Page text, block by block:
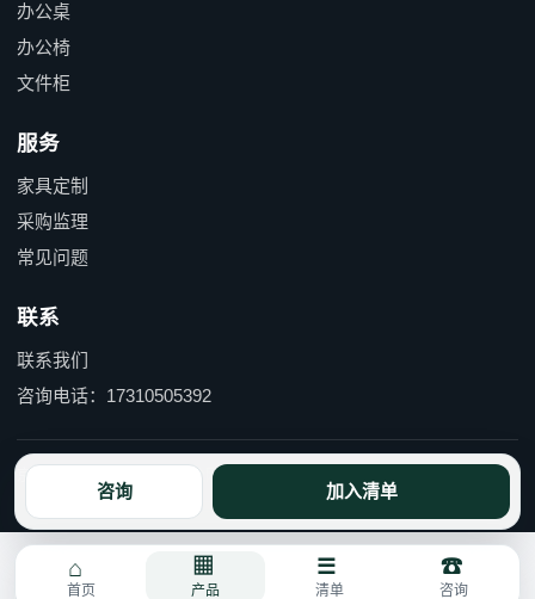
咨询 加入清单
办公桌
办公椅
文件柜
服务
家具定制
采购监理
常见问题
联系
联系我们
咨询电话：17310505392
京ICP备15055597号-1 京公网安备110114000490号
首页 产品 清单 咨询